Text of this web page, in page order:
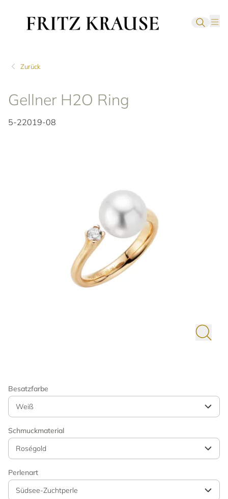
Zurück
Gellner H2O Ring
5-22019-08
Besatzfarbe
Weiß
Schmuckmaterial
Roségold
Perlenart
Südsee-Zuchtperle